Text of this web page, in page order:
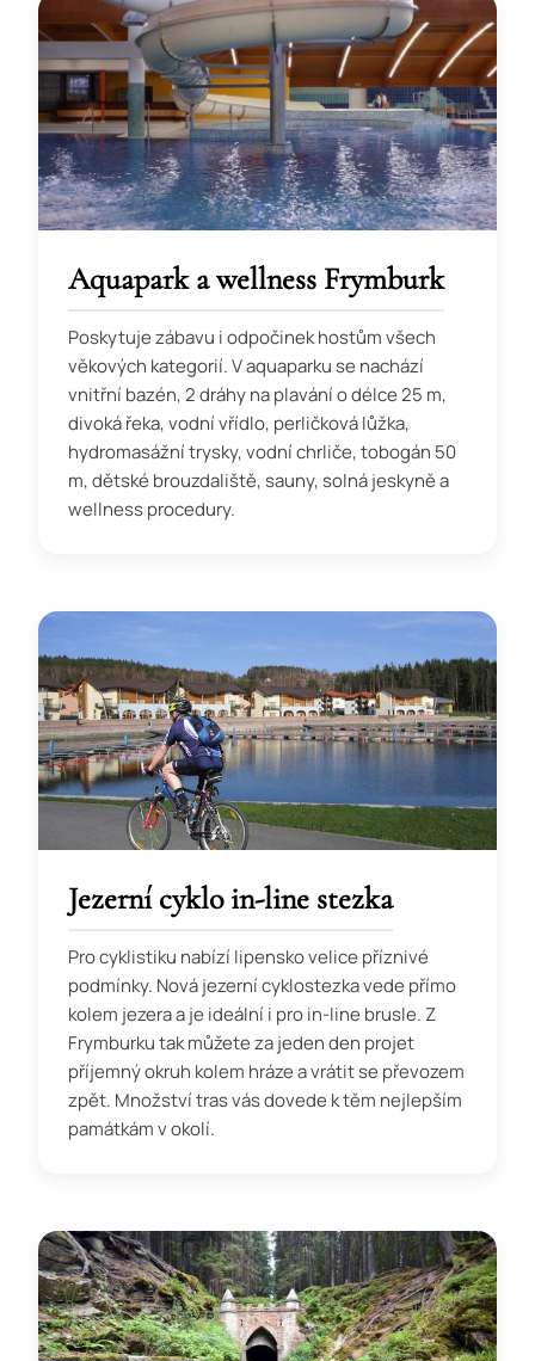
Aquapark a wellness Frymburk
Poskytuje zábavu i odpočinek hostům všech
věkových kategorií. V aquaparku se nachází
vnitřní bazén, 2 dráhy na plavání o délce 25 m,
divoká řeka, vodní vřídlo, perličková lůžka,
hydromasážní trysky, vodní chrliče, tobogán 50
m, dětské brouzdaliště, sauny, solná jeskyně a
wellness procedury.
Jezerní cyklo in-line stezka
Pro cyklistiku nabízí lipensko velice příznivé
podmínky. Nová jezerní cyklostezka vede přímo
kolem jezera a je ideální i pro in-line brusle. Z
Frymburku tak můžete za jeden den projet
příjemný okruh kolem hráze a vrátit se převozem
zpět. Množství tras vás dovede k těm nejlepším
památkám v okolí.